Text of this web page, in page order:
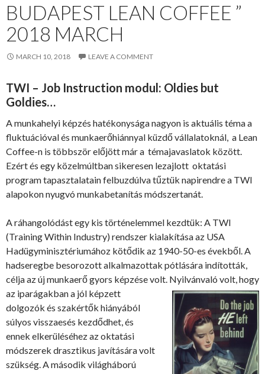
BUDAPEST LEAN COFFEE ”
2018 MARCH
MARCH 10, 2018 LEAVE A COMMENT
TWI – Job Instruction modul: Oldies but
Goldies…
A munkahelyi képzés hatékonysága nagyon is aktuális téma a
fluktuációval és munkaerőhiánnyal küzdő vállalatoknál, a Lean
Coffee-n is többször előjött már a témajavaslatok között.
Ezért és egy közelmúltban sikeresen lezajlott oktatási
program tapasztalatain felbuzdúlva tűztük napirendre a TWI
alapokon nyugvó munkabetanítás módszertanát.
A ráhangolódást egy kis történelemmel kezdtük: A TWI
(Training Within Industry) rendszer kialakítása az USA
Hadügyminisztériumához kötődik az 1940-50-es évekből. A
hadseregbe besorozott alkalmazottak pótlására indították,
célja az új munkaerő gyors képzése volt. Nyilvánvaló volt, hogy
az iparágakban a jól képzett
dolgozók és szakértők hiányából
súlyos visszaesés kezdődhet, és
ennek elkerüléséhez az oktatási
módszerek drasztikus javítására volt
szükség. A második világháború